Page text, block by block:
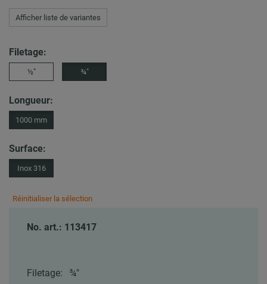
Afficher liste de variantes
Filetage:
½″ ¾″
Longueur:
1000 mm
Surface:
Inox 316
Réinitialiser la sélection
No. art.: 113417
Filetage:
¾″